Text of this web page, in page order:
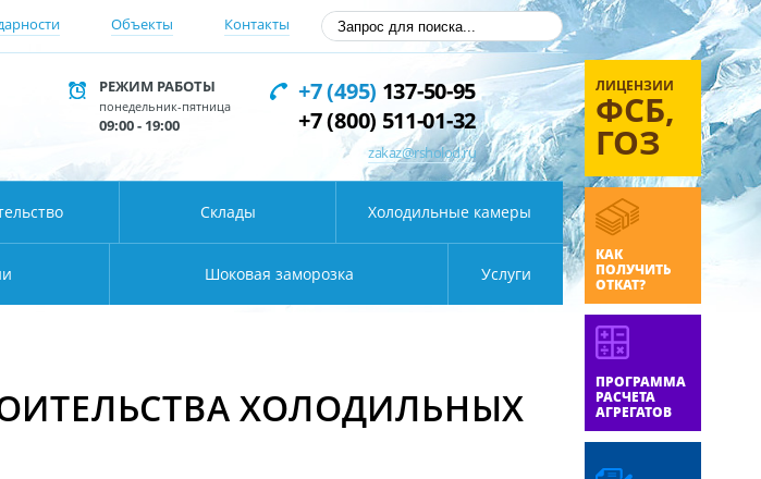
Объекты Контакты
РЕЖИМ РАБОТЫ
понедельник-пятница
09:00 - 19:00
+7 (495) 137-50-95
+7 (800) 511-01-32
zakaz@rsholod.ru
Склады Холодильные камеры
Шоковая заморозка Услуги
ЛИЦЕНЗИИ
ФСБ,
ГОЗ
КАК
ПОЛУЧИТЬ
ОТКАТ?
ПРОГРАММА
РАСЧЕТА
АГРЕГАТОВ
ХОЛОДИЛЬНЫХ